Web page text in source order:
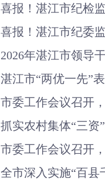
喜报！湛江市纪检
喜报！湛江市纪委
2026年湛江市领导
湛江市“两优一先”
市委工作会议召开
抓实农村集体“三资
市委工作会议召开
全市深入实施“百县